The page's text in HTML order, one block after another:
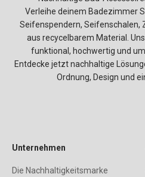
Verleihe deinem Badezimmer
Seifenspendern, Seifenschalen,
aus recycelbarem Material.
funktional, hochwertig und
Entdecke jetzt nachhaltige
Ordnung, Design und
Unternehmen
Die Nachhaltigkeitsmarke